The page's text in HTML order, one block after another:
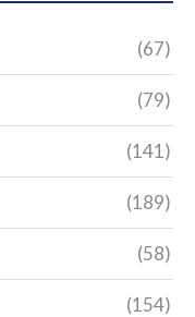
(67)
(79)
(141)
(189)
(58)
(154)